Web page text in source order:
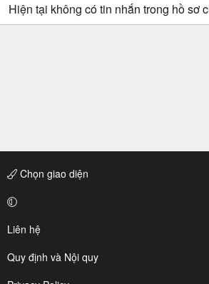
Hiện tại không có tin nhắn trong hồ sơ
Chọn giao diện
Liên hệ
Quy định và Nội quy